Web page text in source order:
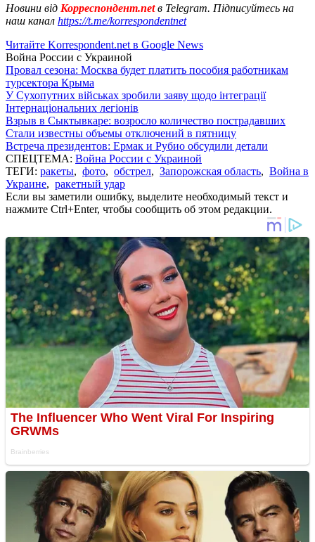
Новини від Корреспондент.netв Telegram. Підписуйтесь на
наш канал https://t.me/korrespondentnet
Читайте Korrespondent.net в Google News
Война России с Украиной
Провал сезона: Москва будет платить пособия работникам
турсектора Крыма
У Сухопутних військах зробили заяву щодо інтеграції
Інтернаціональних легіонів
Взрыв в Сыктывкаре: возросло количество пострадавших
Стали известны объемы отключений в пятницу
Встреча президентов: Ермак и Рубио обсудили детали
СПЕЦТЕМА: Война России с Украиной
ТЕГИ: ракеты, фото, обстрел, Запорожская область, Война в
Украине, ракетный удар
Если вы заметили ошибку, выделите необходимый текст и
нажмите Ctrl+Enter, чтобы сообщить об этом редакции.